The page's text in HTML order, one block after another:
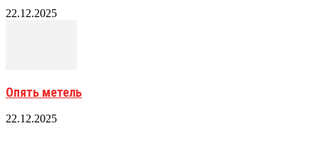
22.12.2025
Опять метель
22.12.2025